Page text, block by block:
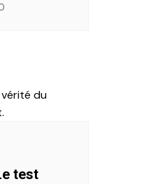
test